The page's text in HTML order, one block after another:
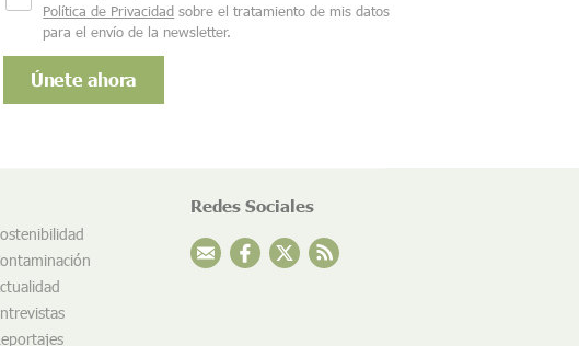
Política de Privacidad sobre el tratamiento de mis datos
para el envío de la newsletter.
Redes Sociales